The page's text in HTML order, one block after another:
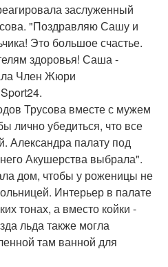
заслуженный
"Поздравляю Сашу и
Это большое счастье.
здоровья! Саша -
Член Жюри
Трусова вместе с мужем
лично убедиться, что все
Александра палату под
Акушерства выбрала".
дом, чтобы у роженицы не
Интерьер в палате
тонах, а вместо койки -
льда также могла
там ванной для